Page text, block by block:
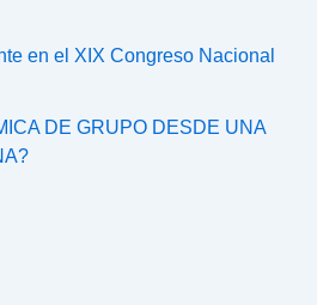
en el XIX Congreso Nacional
DE GRUPO DESDE UNA